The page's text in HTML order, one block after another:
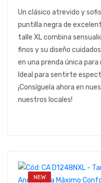
Un clásico atrevido y
puntilla negra de
talle XL combina
finos y su diseño
en una prenda única
Ideal para sentirte
¡Consíguela ahora en
nuestros locales!
NEW